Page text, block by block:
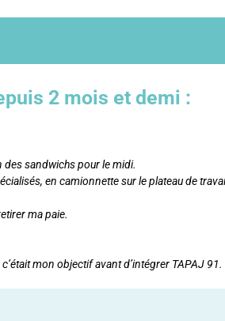
2 mois et demi :
des sandwichs pour le midi.
en camionnette sur le plateau de
ma paie.
mon objectif avant d’intégrer TAPAJ 91.